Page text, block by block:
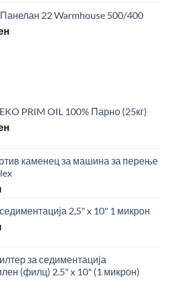
Панелан 22 Warmhouse 500/400
PRIM OIL 100% Парно (25кг)
каменец за машина за перење
2,5" x 10" 1 микрон
за седиментација
(филц) 2.5" x 10" (1 микрон)